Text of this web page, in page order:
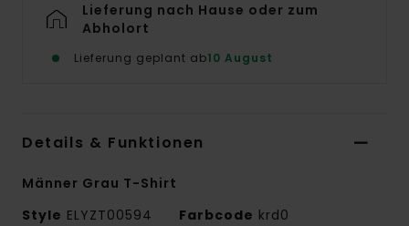
Lieferung nach Hause oder zum
Abholort
Lieferung geplant ab10 August
Details & Funktionen
Männer Grau T-Shirt
Style ELYZT00594 Farbcode krd0